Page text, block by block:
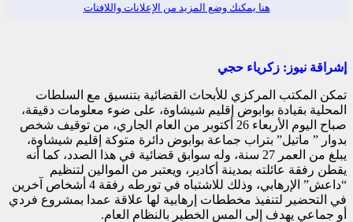
هنا يمكنك وضع المزيد من الإعلانات واللافتات
إشراقة نيوز: زكرياء حجي
تمكن المكتب المركزي للأبحاث القضائية بتنسيق مع السلطات
المحلية بقيادة بوابوض إقليم شيشاوة، على ضوء معلومات دقيقة،
صباح اليوم الأربعاء 26 أكتوبر من العام الجاري، من توقيف شخص
بدوار ” ماتيل” بتراب جماعة بوابوض دائرة متوكة إقليم شيشاوة،
يبلغ من العمر 27 سنة، وله سوابق قضائية في هذا الصدد، كما أنه
يقطن رفقة عائلته بمدينة أكادير، ويعتبر من الموالين لتنظيم
“داعش” الإرهابي، وذلك للاشتباه في تورطه رفقة 4 أشخاص آخرين
في التحضير لتنفيذ مخططات إرهابية لها علاقة عمدا بمشروع فردي
أو جماعي يهدف إلى المس الخطير بالنظام العام.